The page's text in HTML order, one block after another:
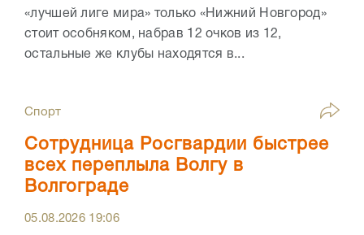
«лучшей лиге мира» только «Нижний Новгород»
стоит особняком, набрав 12 очков из 12,
остальные же клубы находятся в...
Спорт
Сотрудница Росгвардии быстрее
всех переплыла Волгу в
Волгограде
05.08.2026 19:06